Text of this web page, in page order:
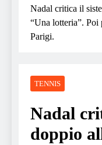
Nadal critica il
“Una lotteria”. Poi
Parigi.
TENNIS
Nadal
doppio